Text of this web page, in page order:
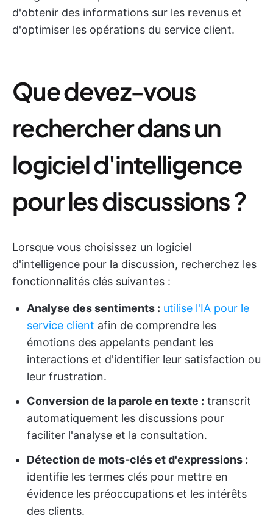
d'obtenir des informations sur les revenus et
d'optimiser les opérations du service client.
Que devez-vous
rechercher dans un
logiciel d'intelligence
pour les discussions ?
Lorsque vous choisissez un logiciel
d'intelligence pour la discussion, recherchez les
fonctionnalités clés suivantes :
Analyse des sentiments : utilise l'IA pour le
service client afin de comprendre les
émotions des appelants pendant les
interactions et d'identifier leur satisfaction ou
leur frustration.
Conversion de la parole en texte : transcrit
automatiquement les discussions pour
faciliter l'analyse et la consultation.
Détection de mots-clés et d'expressions :
identifie les termes clés pour mettre en
évidence les préoccupations et les intérêts
des clients.